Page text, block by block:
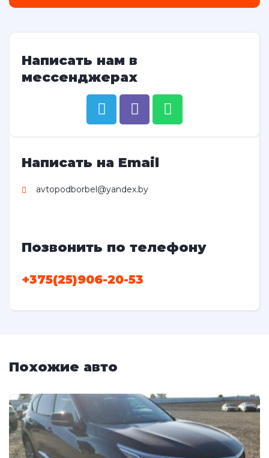
Написать нам в
мессенджерах
Написать на Email
avtopodborbel@yandex.by
Позвонить по телефону
+375(25)906-20-53
Похожие авто